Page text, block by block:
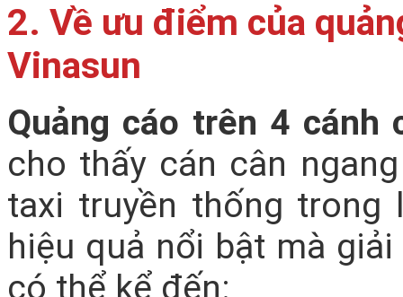
2. Về ưu điểm của
Vinasun
Quảng cáo trên 4
cho thấy cán cân
taxi truyền thống trong
hiệu quả nổi bật mà
có thể kể đến: